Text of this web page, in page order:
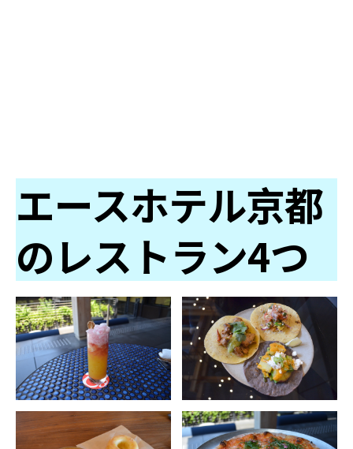
エースホテル京都
のレストラン4つ